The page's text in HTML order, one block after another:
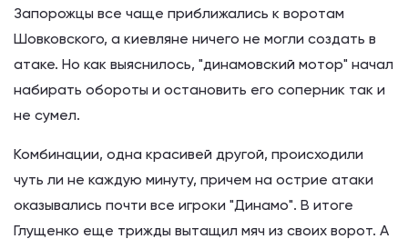
Запорожцы все чаще приближались к воротам
Шовковского, а киевляне ничего не могли создать в
атаке. Но как выяснилось, "динамовский мотор" начал
набирать обороты и остановить его соперник так и
не сумел.
Комбинации, одна красивей другой, происходили
чуть ли не каждую минуту, причем на острие атаки
оказывались почти все игроки "Динамо". В итоге
Глущенко еще трижды вытащил мяч из своих ворот. А